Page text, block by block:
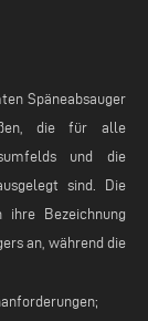
Späneabsauger
die für alle
und die
sind. Die
Bezeichnung
an, während die